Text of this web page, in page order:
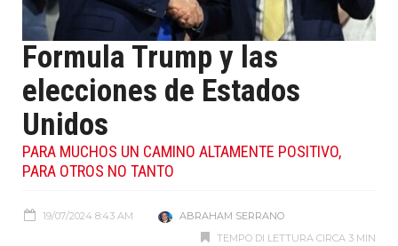
Formula Trump y las
elecciones de Estados
Unidos
PARA MUCHOS UN CAMINO ALTAMENTE POSITIVO,
PARA OTROS NO TANTO
19/07/2024 8:43 AM
ABRAHAM SERRANO
TEMPO DI LETTURA CIRCA 3 MIN